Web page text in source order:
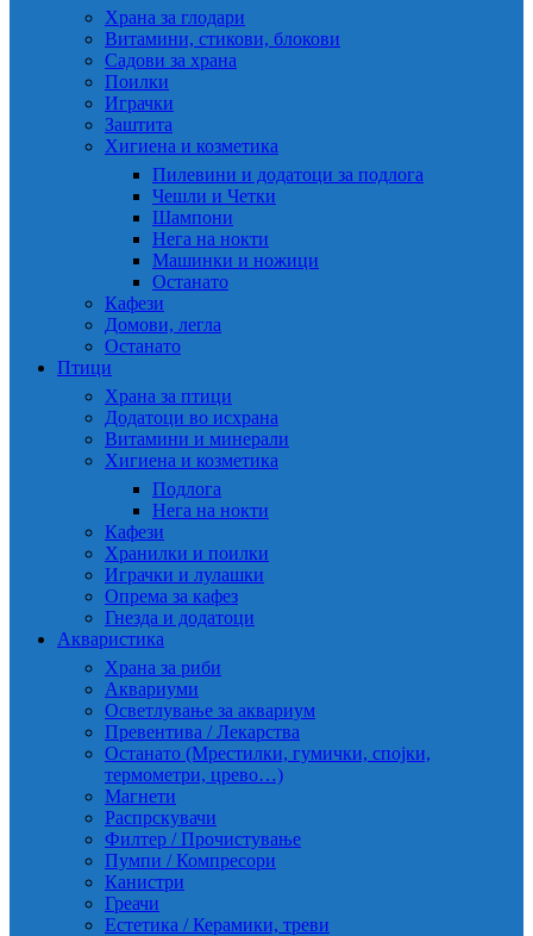
Храна за глодари
Витамини, стикови, блокови
Садови за храна
Поилки
Играчки
Заштита
Хигиена и козметика
Пилевини и додатоци за подлога
Чешли и Четки
Шампони
Нега на нокти
Машинки и ножици
Останато
Кафези
Домови, легла
Останато
Птици
Храна за птици
Додатоци во исхрана
Витамини и минерали
Хигиена и козметика
Подлога
Нега на нокти
Кафези
Хранилки и поилки
Играчки и лулашки
Опрема за кафез
Гнезда и додатоци
Акваристика
Храна за риби
Аквариуми
Осветлување за аквариум
Превентива / Лекарства
Останато (Мрестилки, гумички, спојки,
термометри, црево…)
Магнети
Распрскувачи
Филтер / Прочистување
Пумпи / Компресори
Канистри
Греачи
Естетика / Керамики, треви